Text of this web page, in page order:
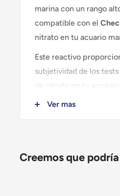
marina con un rango
compatible con el
nitrato en tu acuario
Este reactivo
subjetividad de los
de nitrato en tu
exceso puede ser
Ver mas
Creemos que